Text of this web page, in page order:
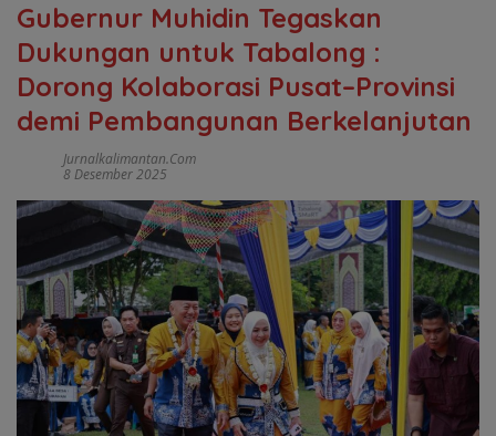
Gubernur Muhidin Tegaskan
Dukungan untuk Tabalong :
Dorong Kolaborasi Pusat–Provinsi
demi Pembangunan Berkelanjutan
Jurnalkalimantan.com
8 Desember 2025